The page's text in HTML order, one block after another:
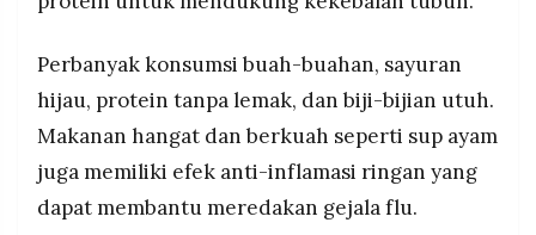
Perbanyak konsumsi buah-buahan, sayuran
hijau, protein tanpa lemak, dan biji-bijian utuh.
Makanan hangat dan berkuah seperti sup ayam
juga memiliki efek anti-inflamasi ringan yang
dapat membantu meredakan gejala flu.